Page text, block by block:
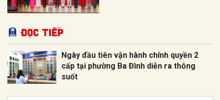
Đọc tiếp
Ngày đầu tiên vận hành chính quyền 2
cấp tại phường Ba Đình diễn ra thông
suốt